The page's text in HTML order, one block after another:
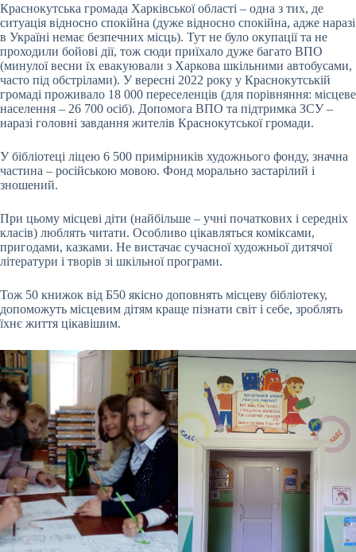
Краснокутська громада Харківської області – одна з тих, де
ситуація відносно спокійна (дуже відносно спокійна, адже наразі
в Україні немає безпечних місць). Тут не було окупації та не
проходили бойові дії, тож сюди приїхало дуже багато ВПО
(минулої весни їх евакуювали з Харкова шкільними автобусами,
часто під обстрілами). У вересні 2022 року у Краснокутській
громаді проживало 18 000 переселенців (для порівняння: місцеве
населення – 26 700 осіб). Допомога ВПО та підтримка ЗСУ –
наразі головні завдання жителів Краснокутської громади.
У бібліотеці ліцею 6 500 примірників художнього фонду, значна
частина – російською мовою. Фонд морально застарілий і
зношений.
При цьому місцеві діти (найбільше – учні початкових і середніх
класів) люблять читати. Особливо цікавляться коміксами,
пригодами, казками. Не вистачає сучасної художньої дитячої
літератури і творів зі шкільної програми.
Тож 50 книжок від Б50 якісно доповнять місцеву бібліотеку,
допоможуть місцевим дітям краще пізнати світ і себе, зроблять
їхнє життя цікавішим.